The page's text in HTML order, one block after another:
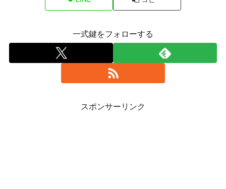
一式鍵をフォローする
スポンサーリンク